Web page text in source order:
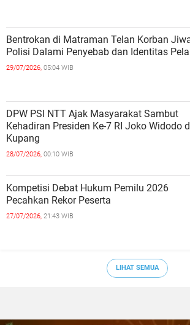
Bentrokan di Matraman Telan Korban
Polisi Dalami Penyebab dan Identitas
29/07/2026, 05:04 WIB
DPW PSI NTT Ajak Masyarakat Sambut
Kehadiran Presiden Ke-7 RI Joko Widodo
Kupang
28/07/2026, 00:10 WIB
Kompetisi Debat Hukum Pemilu 2026
Pecahkan Rekor Peserta
27/07/2026, 21:43 WIB
LIHAT SEMUA